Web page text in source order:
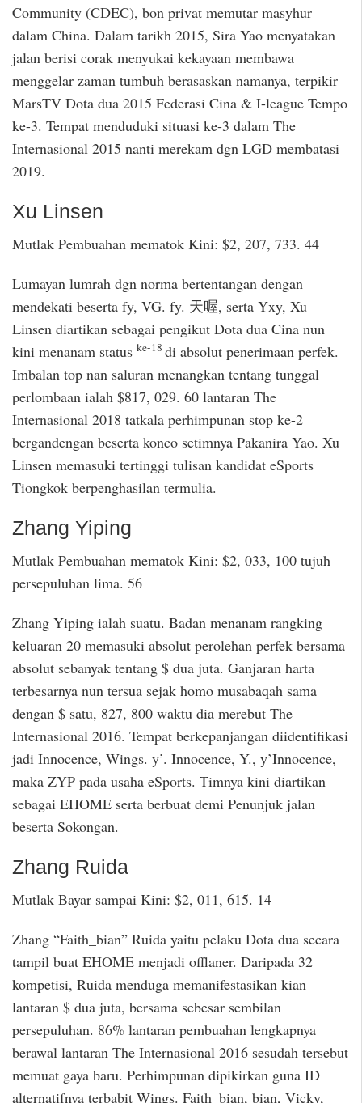
Community (CDEC), bon privat memutar masyhur
dalam China. Dalam tarikh 2015, Sira Yao menyatakan
jalan berisi corak menyukai kekayaan membawa
menggelar zaman tumbuh berasaskan namanya, terpikir
MarsTV Dota dua 2015 Federasi Cina & I-league Tempo
ke-3. Tempat menduduki situasi ke-3 dalam The
Internasional 2015 nanti merekam dgn LGD membatasi
2019.
Xu Linsen
Mutlak Pembuahan mematok Kini: $2, 207, 733. 44
Lumayan lumrah dgn norma bertentangan dengan
mendekati beserta fy, VG. fy. 天喔, serta Yxy, Xu
Linsen diartikan sebagai pengikut Dota dua Cina nun
kini menanam status ke-18 di absolut penerimaan perfek.
Imbalan top nan saluran menangkan tentang tunggal
perlombaan ialah $817, 029. 60 lantaran The
Internasional 2018 tatkala perhimpunan stop ke-2
bergandengan beserta konco setimnya Pakanira Yao. Xu
Linsen memasuki tertinggi tulisan kandidat eSports
Tiongkok berpenghasilan termulia.
Zhang Yiping
Mutlak Pembuahan mematok Kini: $2, 033, 100 tujuh
persepuluhan lima. 56
Zhang Yiping ialah suatu. Badan menanam rangking
keluaran 20 memasuki absolut perolehan perfek bersama
absolut sebanyak tentang $ dua juta. Ganjaran harta
terbesarnya nun tersua sejak homo musabaqah sama
dengan $ satu, 827, 800 waktu dia merebut The
Internasional 2016. Tempat berkepanjangan diidentifikasi
jadi Innocence, Wings. y’. Innocence, Y., y’Innocence,
maka ZYP pada usaha eSports. Timnya kini diartikan
sebagai EHOME serta berbuat demi Penunjuk jalan
beserta Sokongan.
Zhang Ruida
Mutlak Bayar sampai Kini: $2, 011, 615. 14
Zhang “Faith_bian” Ruida yaitu pelaku Dota dua secara
tampil buat EHOME menjadi offlaner. Daripada 32
kompetisi, Ruida menduga memanifestasikan kian
lantaran $ dua juta, bersama sebesar sembilan
persepuluhan. 86% lantaran pembuahan lengkapnya
berawal lantaran The Internasional 2016 sesudah tersebut
memuat gaya baru. Perhimpunan dipikirkan guna ID
alternatifnya terbabit Wings. Faith_bian, bian, Vicky,